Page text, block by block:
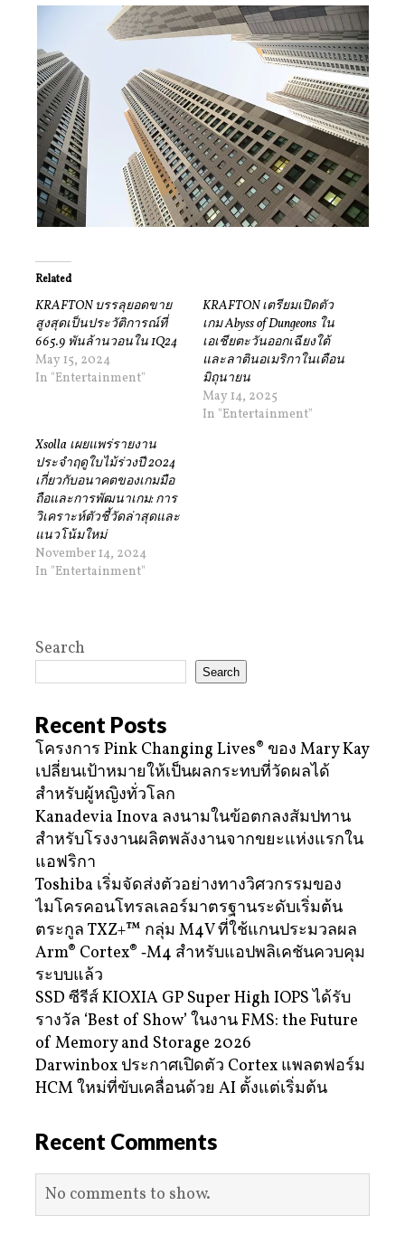
Related
KRAFTON บรรลุยอดขาย
สูงสุดเป็นประวัติการณ์ที่
665.9 พันล้านวอนใน 1Q24
May 15, 2024
In "Entertainment"
KRAFTON เตรียมเปิดตัว
เกม Abyss of Dungeons ใน
เอเชียตะวันออกเฉียงใต้
และลาตินอเมริกาในเดือน
มิถุนายน
May 14, 2025
In "Entertainment"
Xsolla เผยแพร่รายงาน
ประจำฤดูใบไม้ร่วงปี 2024
เกี่ยวกับอนาคตของเกมมือ
ถือและการพัฒนาเกม: การ
วิเคราะห์ตัวชี้วัดล่าสุดและ
แนวโน้มใหม่
November 14, 2024
In "Entertainment"
Search
Search
Recent Posts
โครงการ Pink Changing Lives® ของ Mary Kay
เปลี่ยนเป้าหมายให้เป็นผลกระทบที่วัดผลได้
สำหรับผู้หญิงทั่วโลก
Kanadevia Inova ลงนามในข้อตกลงสัมปทาน
สำหรับโรงงานผลิตพลังงานจากขยะแห่งแรกใน
แอฟริกา
Toshiba เริ่มจัดส่งตัวอย่างทางวิศวกรรมของ
ไมโครคอนโทรลเลอร์มาตรฐานระดับเริ่มต้น
ตระกูล TXZ+™ กลุ่ม M4V ที่ใช้แกนประมวลผล
Arm® Cortex® ‑M4 สำหรับแอปพลิเคชันควบคุม
ระบบแล้ว
SSD ซีรีส์ KIOXIA GP Super High IOPS ได้รับ
รางวัล ‘Best of Show’ ในงาน FMS: the Future
of Memory and Storage 2026
Darwinbox ประกาศเปิดตัว Cortex แพลตฟอร์ม
HCM ใหม่ที่ขับเคลื่อนด้วย AI ตั้งแต่เริ่มต้น
Recent Comments
No comments to show.